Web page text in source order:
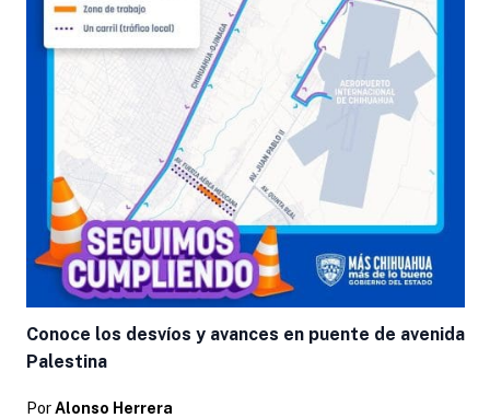
Conoce los desvíos y avances en puente de avenida
Palestina
Por Alonso Herrera